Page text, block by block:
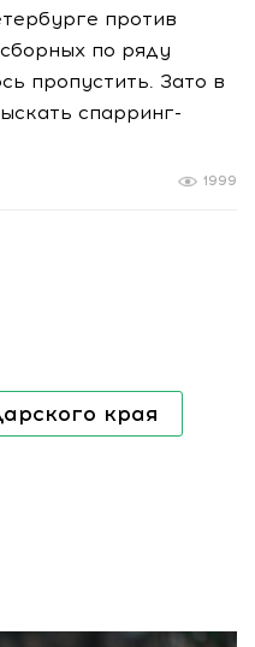
против
по ряду
пропустить. Зато в
спарринг-
1999
края